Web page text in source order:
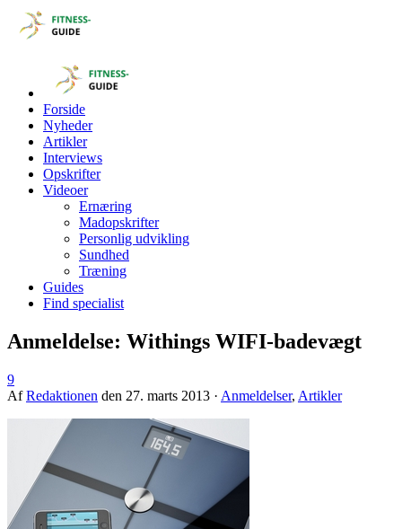
Forside
Nyheder
Artikler
Interviews
Opskrifter
Videoer
Ernæring
Madopskrifter
Personlig udvikling
Sundhed
Træning
Guides
Find specialist
Anmeldelse: Withings WIFI-badevægt
9
AfRedaktionen den 27. marts 2013 · Anmeldelser, Artikler